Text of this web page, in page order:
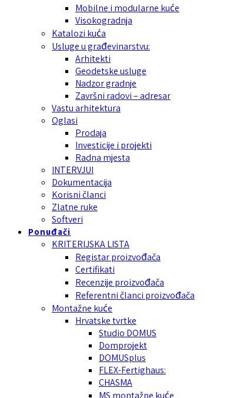
Mobilne i modularne kuće
Visokogradnja
Katalozi kuća
Usluge u građevinarstvu:
Arhitekti
Geodetske usluge
Nadzor gradnje
Završni radovi – adresar
Vastu arhitektura
Oglasi
Prodaja
Investicije i projekti
Radna mjesta
INTERVJUI
Dokumentacija
Korisni članci
Zlatne ruke
Softveri
Ponuđači
KRITERIJSKA LISTA
Registar proizvođača
Certifikati
Recenzije proizvođača
Referentni članci proizvođača
Montažne kuće
Hrvatske tvrtke
Studio DOMUS
Domprojekt
DOMUSplus
FLEX-Fertighaus:
CHASMA
MS montažne kuće